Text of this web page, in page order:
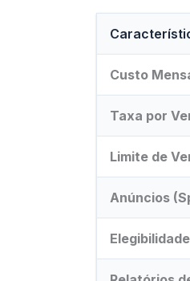
Custo
Taxa por
Limite de
Anúncios